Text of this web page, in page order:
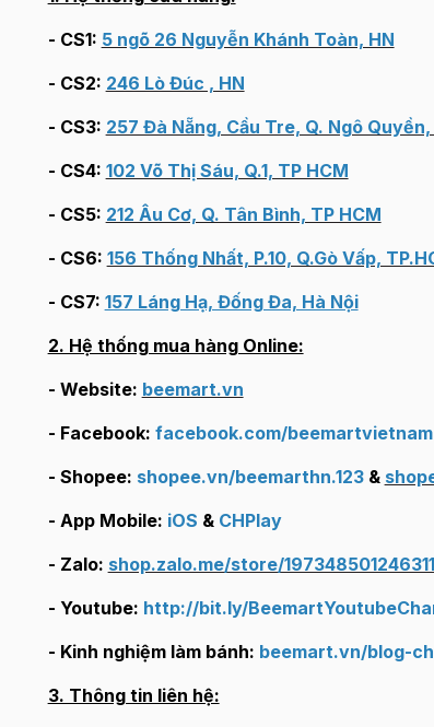
- CS1: 5 ngõ 26 Nguyễn Khánh Toàn, HN
- CS2: 246 Lò Đúc , HN
- CS3: 257 Đà Nẵng, Cầu Tre, Q. Ngô Quyền,
- CS4: 102 Võ Thị Sáu, Q.1, TP HCM
- CS5: 212 Âu Cơ, Q. Tân Bình, TP HCM
- CS6: 156 Thống Nhất, P.10, Q.Gò Vấp,
- CS7: 157 Láng Hạ, Đống Đa, Hà Nội
2. Hệ thống mua hàng Online:
- Website: beemart.vn
- Facebook: facebook.com/beemartvietnam
- Shopee: shopee.vn/beemarthn.123&
- App Mobile: iOS & CHPlay
- Zalo: shop.zalo.me/store/
- Youtube: http://bit.ly/
- Kinh nghiệm làm bánh: beemart.vn/blog-
3. Thông tin liên hệ: